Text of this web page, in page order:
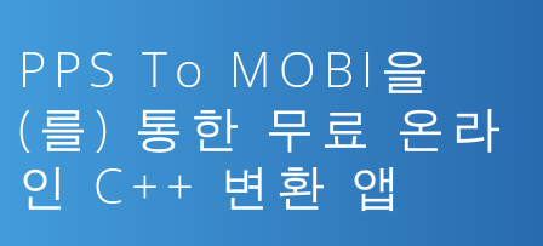
PPS To MOBI을
(를) 통한 무료 온라
인 C++ 변환 앱